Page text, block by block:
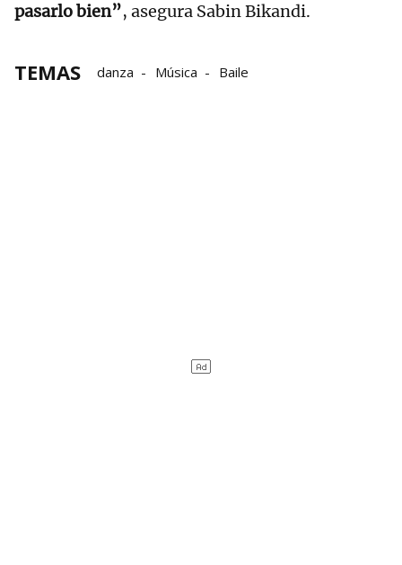
pasarlo bien”, asegura Sabin Bikandi.
TEMAS danza Música Baile